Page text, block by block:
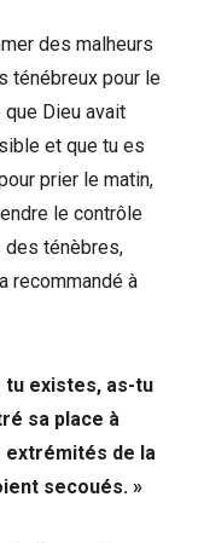
des malheurs
ténébreux pour le
que Dieu avait
et que tu es
prier le matin,
le contrôle
ténèbres,
recommandé à
tu existes, as-tu
sa place à
extrémités de la
secoués. »